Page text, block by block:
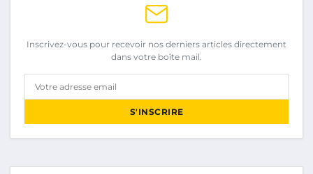
Inscrivez-vous pour recevoir nos derniers articles directement
dans votre boîte mail.
Votre adresse email
S'INSCRIRE